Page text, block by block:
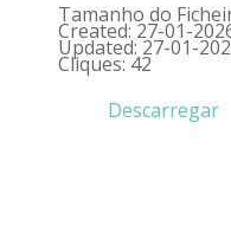
Tamanho do
Created: 27-01-
Updated: 27-01-
Cliques: 42
Descarregar